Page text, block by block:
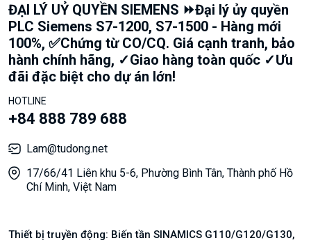
ĐẠI LÝ UỶ QUYỀN SIEMENS ⏩Đại lý ủy quyền
PLC Siemens S7-1200, S7-1500 - Hàng mới
100%, ✅Chứng từ CO/CQ. Giá cạnh tranh, bảo
hành chính hãng, ✓Giao hàng toàn quốc ✓Ưu
đãi đặc biệt cho dự án lớn!
HOTLINE
+84 888 789 688
Lam@tudong.net
17/66/41 Liên khu 5-6, Phường Bình Tân, Thành phố Hồ
Chí Minh, Việt Nam
Thiết bị truyền động: Biến tần SINAMICS G110/G120/G130,